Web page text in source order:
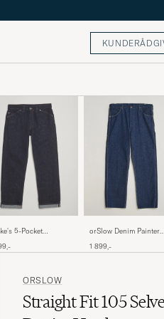
5-Pocket
orSlow Denim Painter
1 899,-
ORSLOW
Straight Fit 105